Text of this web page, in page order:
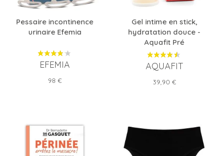
Pessaire incontinence
urinaire Efemia
EFEMIA
Prix
98 €
Gel intime en stick,
hydratation douce -
Aquafit Pré
AQUAFIT
Prix
39,90 €